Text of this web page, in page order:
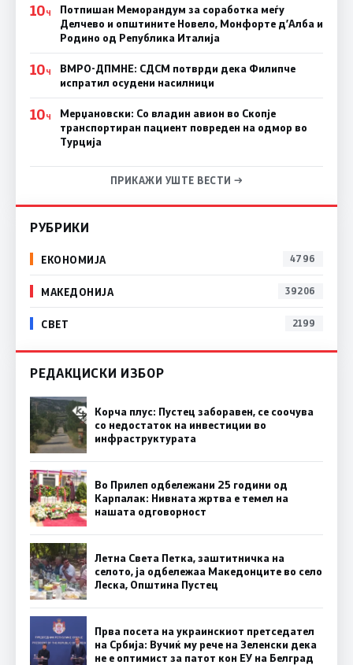
10Ч
Потпишан Меморандум за соработка меѓу
Делчево и општините Новело, Монфорте д’Алба и
Родино од Република Италија
10Ч
ВМРО-ДПМНЕ: СДСM потврди дека Филипче
испратил осудени насилници
10Ч
Мерџановски: Со владин авион во Скопје
транспортиран пациент повреден на одмор во
Турција
ПРИКАЖИ УШТЕ ВЕСТИ →
РУБРИКИ
ЕКОНОМИЈА 4796
МАКЕДОНИЈА 39206
СВЕТ 2199
РЕДАКЦИСКИ ИЗБОР
Корча плус: Пустец заборавен, се соочува
со недостаток на инвестиции во
инфраструктурата
Во Прилеп одбележани 25 години од
Карпалак: Нивната жртва е темел на
нашата одговорност
Летна Света Петка, заштитничка на
селото, ја одбележаа Македонците во село
Леска, Општина Пустец
Прва посета на украинскиот претседател
на Србија: Вучиќ му рече на Зеленски дека
не е оптимист за патот кон ЕУ на Белград